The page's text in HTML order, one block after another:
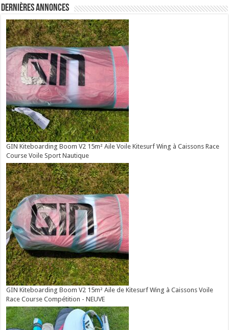
Dernières annonces
GIN Kiteboarding Boom V2 15m² Aile Voile Kitesurf Wing à Caissons Race
Course Voile Sport Nautique
GIN Kiteboarding Boom V2 15m² Aile de Kitesurf Wing à Caissons Voile
Race Course Compétition - NEUVE